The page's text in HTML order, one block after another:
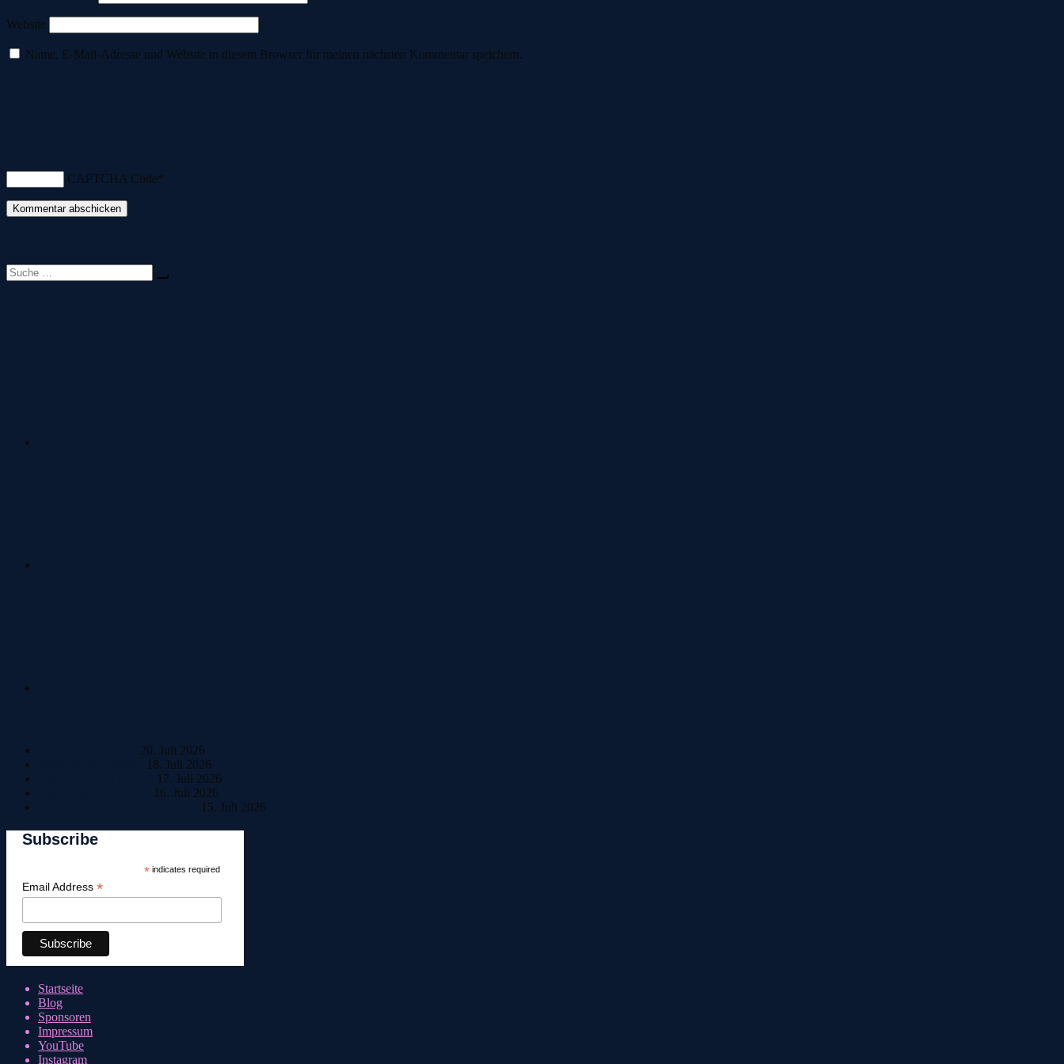
Website
Name, E-Mail-Adresse und Website in diesem Browser für meinen nächsten Kommentar speichern.
CAPTCHA Code*
Suche
nach:
20. Juli 2026
18. Juli 2026
17. Juli 2026
16. Juli 2026
15. Juli 2026
Subscribe
*indicates required
Email Address *
Startseite
Blog
Sponsoren
Impressum
YouTube
Instagram